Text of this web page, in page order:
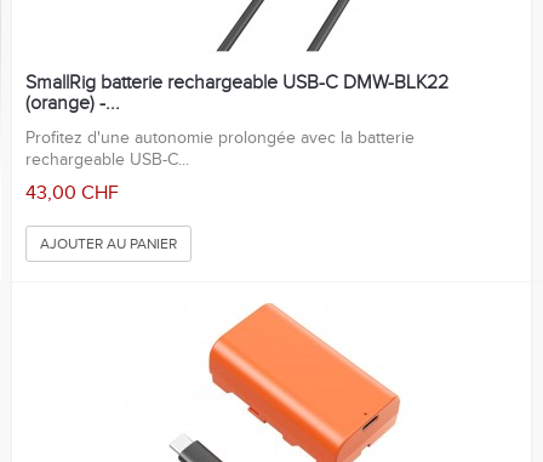
SmallRig batterie rechargeable USB-C DMW-BLK22
(orange) -...
Profitez d'une autonomie prolongée avec la batterie
rechargeable USB-C...
43,00 CHF
AJOUTER AU PANIER